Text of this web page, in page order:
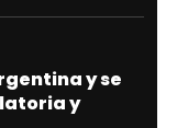
y se
y